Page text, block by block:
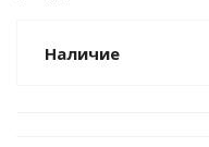
Наличие